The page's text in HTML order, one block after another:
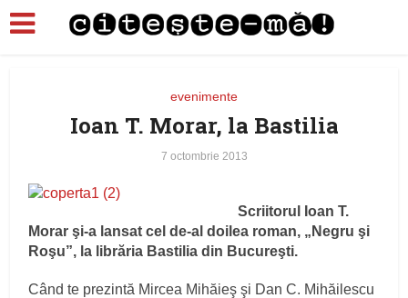
evenimente
Ioan T. Morar, la Bastilia
7 octombrie 2013
Scriitorul Ioan T.
Morar şi-a lansat cel de-al doilea roman, „Negru şi
Roşu”, la librăria Bastilia din Bucureşti.
Când te prezintă Mircea Mihăieş şi Dan C. Mihăilescu